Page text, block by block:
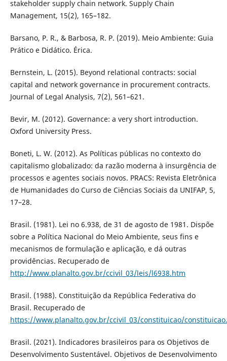
stakeholder supply chain network. Supply Chain
Management, 15(2), 165–182.
Barsano, P. R., & Barbosa, R. P. (2019). Meio Ambiente: Guia
Prático e Didático. Érica.
Bernstein, L. (2015). Beyond relational contracts: social
capital and network governance in procurement contracts.
Journal of Legal Analysis, 7(2), 561–621.
Bevir, M. (2012). Governance: a very short introduction.
Oxford University Press.
Boneti, L. W. (2012). As Políticas públicas no contexto do
capitalismo globalizado: da razão moderna à insurgência de
processos e agentes sociais novos. PRACS: Revista Eletrônica
de Humanidades do Curso de Ciências Sociais da UNIFAP, 5,
17–28.
Brasil. (1981). Lei no 6.938, de 31 de agosto de 1981. Dispõe
sobre a Política Nacional do Meio Ambiente, seus fins e
mecanismos de formulação e aplicação, e dá outras
providências. Recuperado de
http://www.planalto.gov.br/ccivil_03/leis/l6938.htm
Brasil. (1988). Constituição da República Federativa do
Brasil. Recuperado de
https://www.planalto.gov.br/ccivil_03/constituicao/
Brasil. (2021). Indicadores brasileiros para os Objetivos de
Desenvolvimento Sustentável. Objetivos de Desenvolvimento